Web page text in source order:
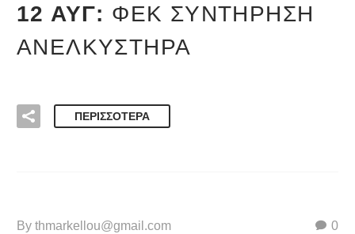
12 ΑΥΓ: ΦΕΚ ΣΥΝΤΉΡΗΣΗ
ΑΝΕΛΚΥΣΤΉΡΑ
ΠΕΡΙΣΣΌΤΕΡΑ
0
By thmarkellou@gmail.com